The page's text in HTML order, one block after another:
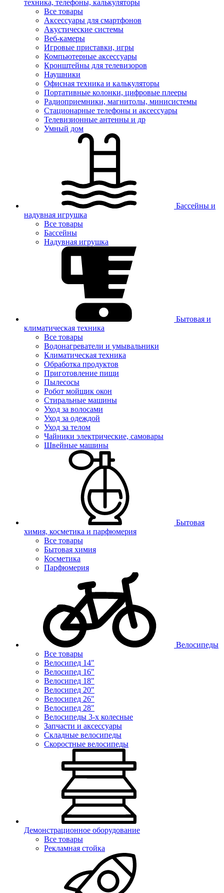
техника, телефоны, калькуляторы
Все товары
Аксессуары для смартфонов
Акустические системы
Веб-камеры
Игровые приставки, игры
Компьютерные аксессуары
Кронштейны для телевизоров
Наушники
Офисная техника и калькуляторы
Портативные колонки, цифровые плееры
Радиоприемники, магнитолы, минисистемы
Стационарные телефоны и аксессуары
Телевизионные антенны и др
Умный дом
Бассейны и
надувная игрушка
Все товары
Бассейны
Надувная игрушка
Бытовая и
климатическая техника
Все товары
Водонагреватели и умывальники
Климатическая техника
Обработка продуктов
Приготовление пищи
Пылесосы
Робот мойщик окон
Стиральные машины
Уход за волосами
Уход за одеждой
Уход за телом
Чайники электрические, самовары
Швейные машины
Бытовая
химия, косметика и парфюмерия
Все товары
Бытовая химия
Косметика
Парфюмерия
Велосипеды
Все товары
Велосипед 14"
Велосипед 16"
Велосипед 18"
Велосипед 20"
Велосипед 26"
Велосипед 28"
Велосипеды 3-х колесные
Запчасти и аксессуары
Складные велосипеды
Скоростные велосипеды
Демонстрационное оборудование
Все товары
Рекламная стойка